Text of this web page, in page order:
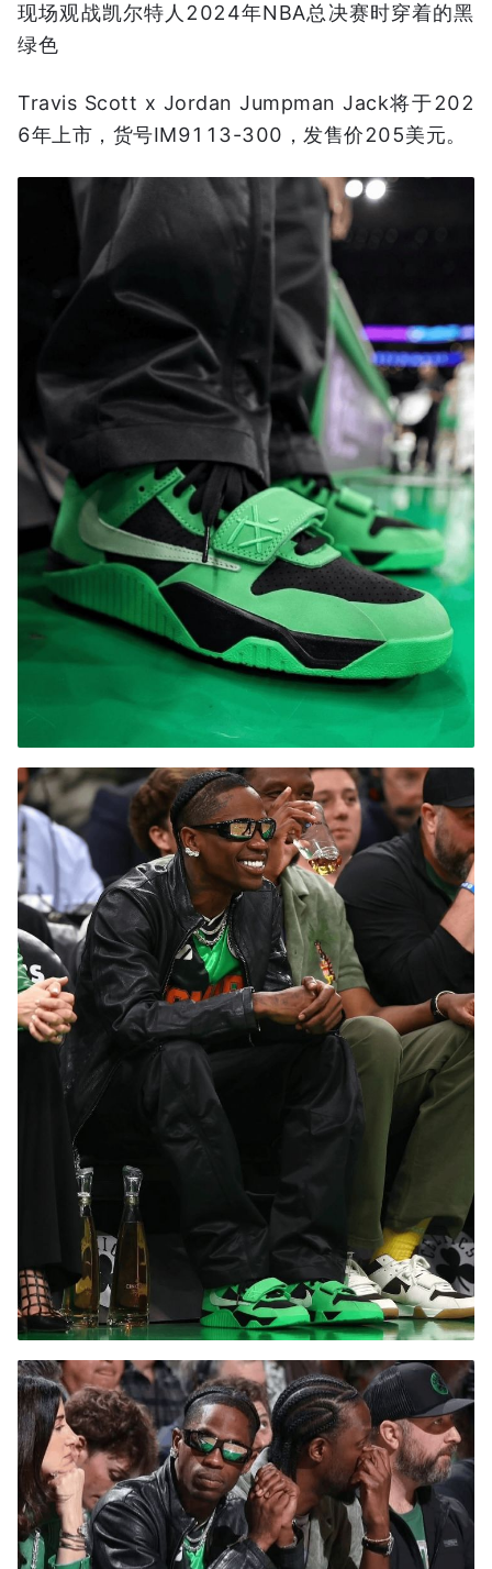
现场观战凯尔特人2024年NBA总决赛时穿着的黑
绿色
Travis Scott x Jordan Jumpman Jack将于202
6年上市，货号IM9113-300，发售价205美元。